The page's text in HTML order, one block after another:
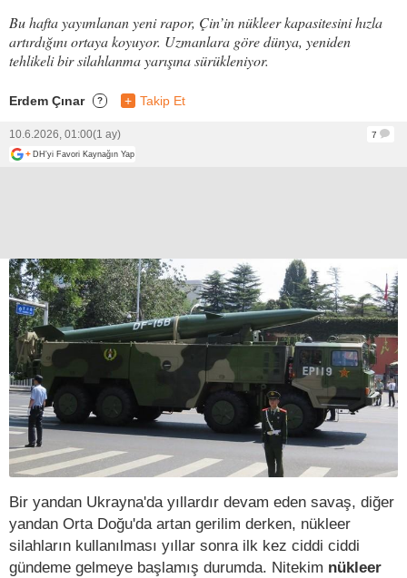
Bu hafta yayımlanan yeni rapor, Çin’in nükleer kapasitesini hızla
artırdığını ortaya koyuyor. Uzmanlara göre dünya, yeniden
tehlikeli bir silahlanma yarışına sürükleniyor.
Erdem Çınar ? + Takip Et
10.6.2026, 01:00(1 ay)
7
+ DH'yi Favori Kaynağın Yap
Bir yandan Ukrayna'da yıllardır devam eden savaş, diğer
yandan Orta Doğu'da artan gerilim derken, nükleer
silahların kullanılması yıllar sonra ilk kez ciddi ciddi
gündeme gelmeye başlamış durumda. Nitekim nükleer